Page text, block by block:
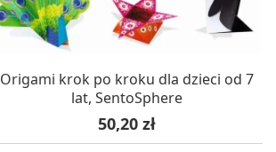
W MAGAZYNIE, DOSTAWA 24H
Origami krok po kroku dla dzieci od 7
lat, SentoSphere
Cena
50,20 zł